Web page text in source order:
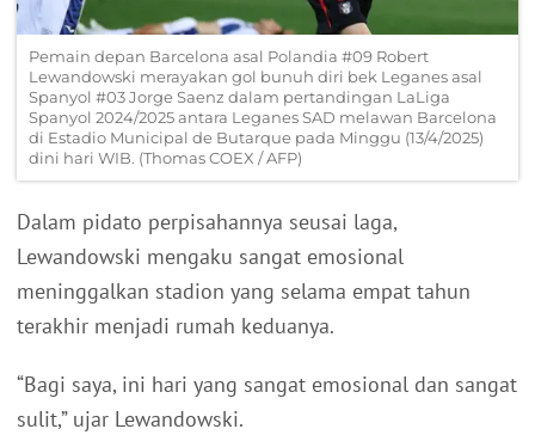
Pemain depan Barcelona asal Polandia #09 Robert
Lewandowski merayakan gol bunuh diri bek Leganes asal
Spanyol #03 Jorge Saenz dalam pertandingan LaLiga
Spanyol 2024/2025 antara Leganes SAD melawan Barcelona
di Estadio Municipal de Butarque pada Minggu (13/4/2025)
dini hari WIB. (Thomas COEX / AFP)
Dalam pidato perpisahannya seusai laga,
Lewandowski mengaku sangat emosional
meninggalkan stadion yang selama empat tahun
terakhir menjadi rumah keduanya.
“Bagi saya, ini hari yang sangat emosional dan sangat
sulit,” ujar Lewandowski.